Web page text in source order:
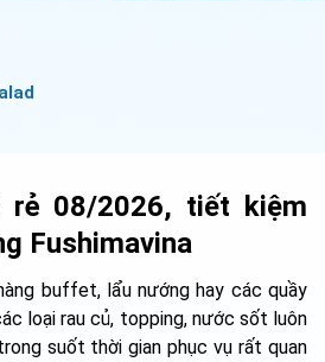
rẻ 08/2026, tiết kiệm
Fushimavina
buffet, lẩu nướng hay các quầy
loại rau củ, topping, nước sốt luôn
suốt thời gian phục vụ rất quan